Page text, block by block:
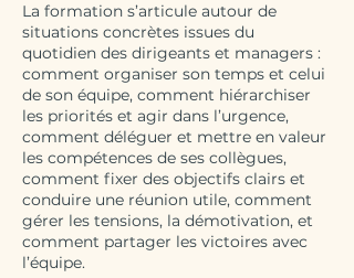
La formation s’articule autour de
situations concrètes issues du
quotidien des dirigeants et managers :
comment organiser son temps et celui
de son équipe, comment hiérarchiser
les priorités et agir dans l’urgence,
comment déléguer et mettre en valeur
les compétences de ses collègues,
comment fixer des objectifs clairs et
conduire une réunion utile, comment
gérer les tensions, la démotivation, et
comment partager les victoires avec
l’équipe.